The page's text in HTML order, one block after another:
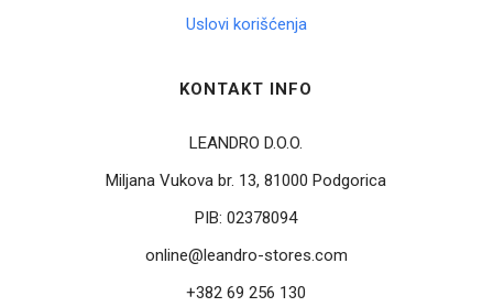
Uslovi korišćenja
KONTAKT INFO
LEANDRO D.O.O.
Miljana Vukova br. 13, 81000 Podgorica
PIB:02378094
online@leandro-stores.com
+382 69 256 130